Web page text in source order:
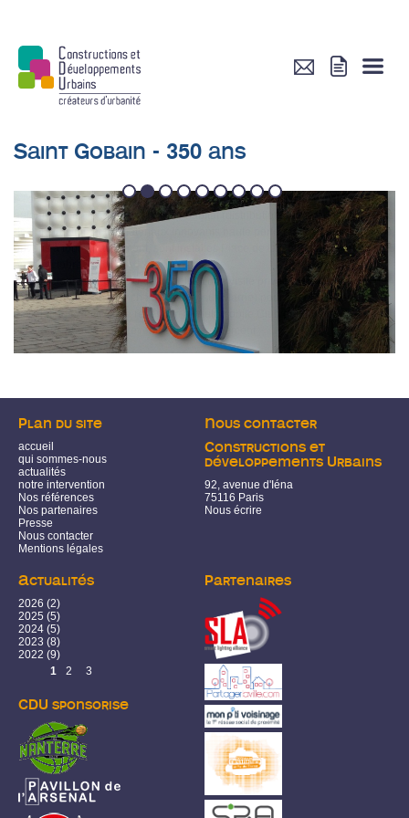
Saint Gobain - 350 ans
1 3 4 5 6 7 8 9
A l'occasion des 350 ans de Saint-Gobain, entreprise Française qui est
aujourd'hui un leader mondial de l'habitat (distribution de matériaux, produits
de construction et de matériaux innovants haute performance), des pavillons,
ouverts à tous gratuitement, sont installés Place de la Concorde (Paris) du 15
au 31 octobre.
Le 21 octobre 2015, CDU coorganisait une visite privée avec les acteurs de
l'opération Maison Blanche (à Neuilly-sur-Marne) pour découvrir ces
installations, suivi d'une réception à l'Automobile Club de France.
Quelques photos pour revenir sur cet évènement.
Plan du site
accueil
qui sommes-nous
actualités
notre intervention
Nos références
Nos partenaires
Presse
Nous contacter
Mentions légales
Nous contacter
Constructions et
développements Urbains
92, avenue d'Iéna
75116 Paris
Nous écrire
Actualités
2026 (2)
2025 (5)
2024 (5)
2023 (8)
2022 (9)
Pages
1 2 3
CDU sponsorise
Partenaires